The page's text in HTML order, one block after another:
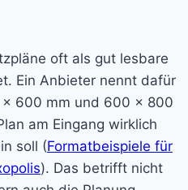
oft als gut lesbare
Ein Anbieter nennt dafür
600 mm und 600 × 800
am Eingang wirklich
soll (Formatbeispiele für
). Das betrifft nicht